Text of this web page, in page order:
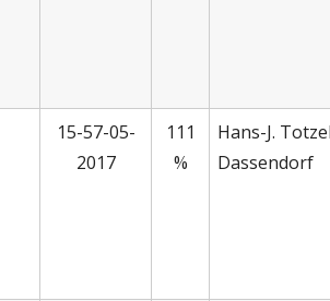
15-57-05-
2017
111
%
Hans-J.
Dassendorf